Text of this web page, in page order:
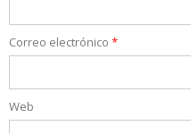
Correo electrónico *
Web